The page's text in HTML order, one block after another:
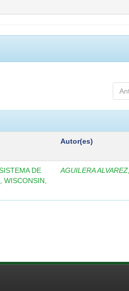
Autor(es)
DE
AGUILERA